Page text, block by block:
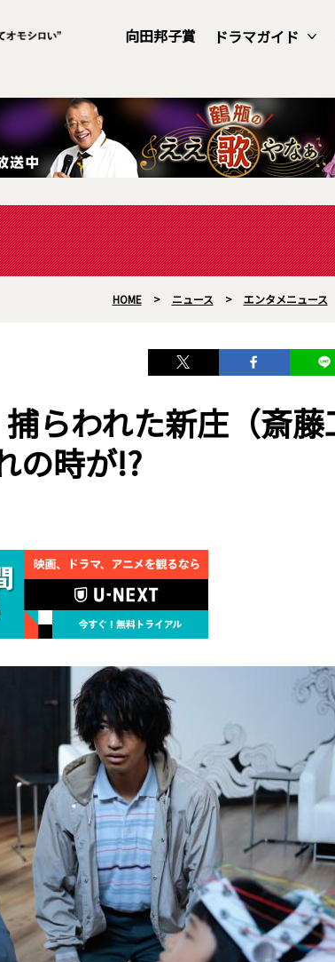
向田邦子賞 ドラマガイド
HOME > ニュース > エンタメニュース
捕らわれた新庄（斎藤
の時が!?